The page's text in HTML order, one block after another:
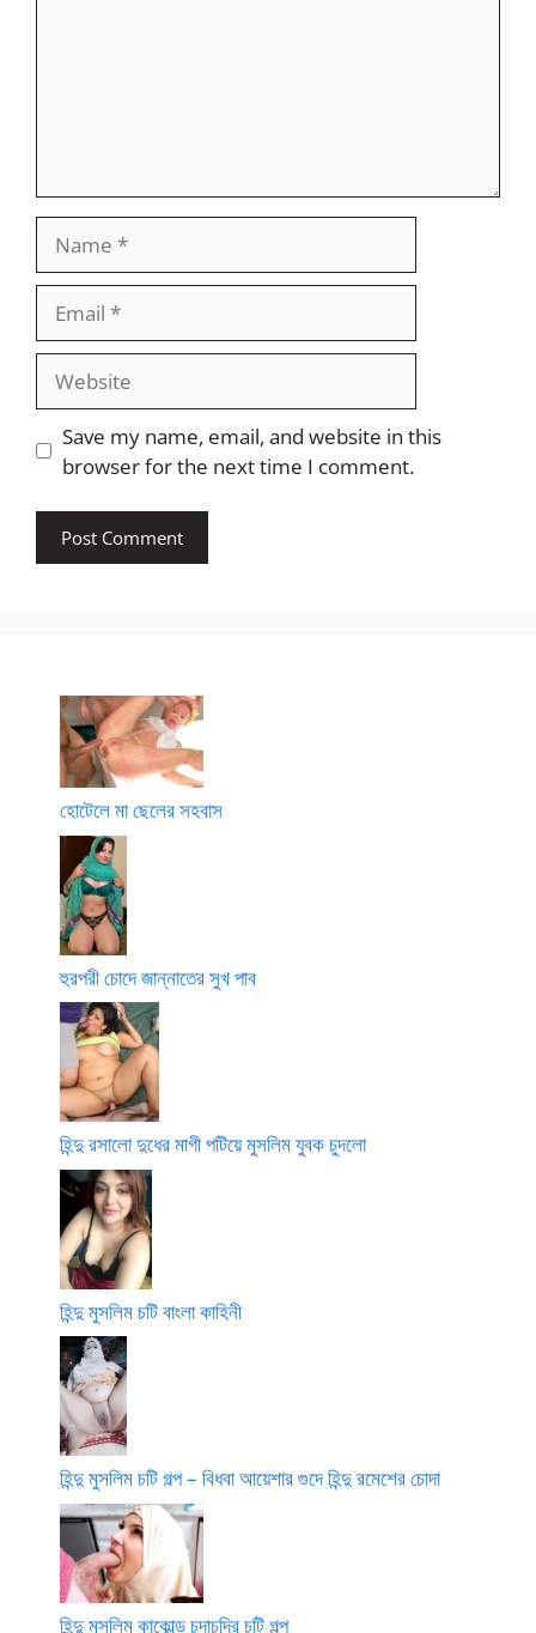
Save my name, email, and website in this
browser for the next time I comment.
হোটেলে মা ছেলের সহবাস
হুরপরী চোদে জান্নাতের সুখ পাব
হিন্দু রসালো দুধের মাগী পটিয়ে মুসলিম যুবক চুদলো
হিন্দু মুসলিম চটি বাংলা কাহিনী
হিন্দু মুসলিম চটি গল্প – বিধবা আয়েশার গুদে হিন্দু রমেশের চোদা
হিন্দু মুসলিম কাকোল্ড চুদাচুদির চটি গল্প